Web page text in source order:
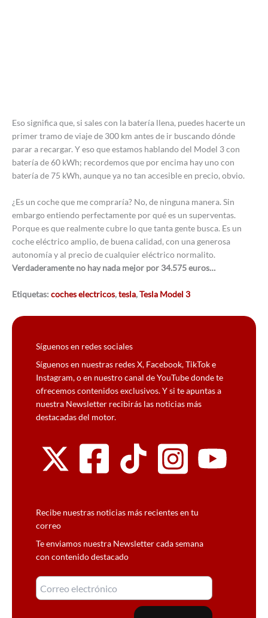
Eso significa que, si sales con la batería llena, puedes hacerte un
primer tramo de viaje de 300 km antes de ir buscando dónde
parar a recargar. Y eso que estamos hablando del Model 3 con
batería de 60 kWh; recordemos que por encima hay uno con
batería de 75 kWh, aunque ya no tan accesible en precio, obvio.
¿Es un coche que me compraría? No, de ninguna manera. Sin
embargo entiendo perfectamente por qué es un superventas.
Porque es que realmente cubre lo que tanta gente busca. Es un
coche eléctrico amplio, de buena calidad, con una generosa
autonomía y al precio de cualquier eléctrico normalito.
Verdaderamente no hay nada mejor por 34.575 euros…
Etiquetas: coches electricos,tesla,Tesla Model 3
Síguenos en redes sociales
Síguenos en nuestras redes X, Facebook, TikTok e
Instagram, o en nuestro canal de YouTube donde te
ofrecemos contenidos exclusivos. Y si te apuntas a
nuestra Newsletter recibirás las noticias más
destacadas del motor.
Recibe nuestras noticias más recientes en tu
correo
Te enviamos nuestra Newsletter cada semana
con contenido destacado